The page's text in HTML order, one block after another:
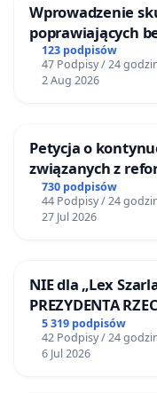
Wprowadzenie
poprawiających
Żeromskiego w
123 podpisów
47 Podpisy / 24
2 Aug 2026
Petycja o
związanych z
730 podpisów
44 Podpisy / 24
27 Jul 2026
NIE dla „Lex
PREZYDENTA
5 319 podpisów
42 Podpisy / 24
6 Jul 2026